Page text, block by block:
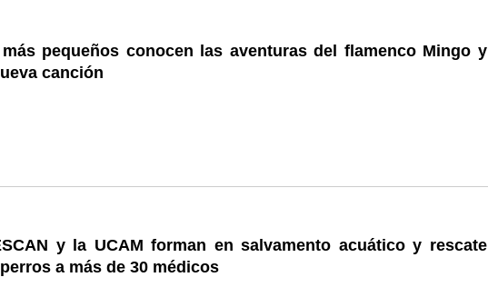
pequeños conocen las aventuras del flamenco Mingo y
canción
y la UCAM forman en salvamento acuático y rescate
a más de 30 médicos